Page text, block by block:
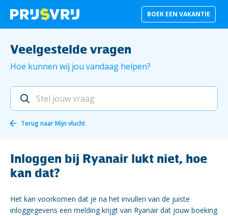
BOEK EEN VAKANTIE
Veelgestelde vragen
Hoe kunnen wij jou vandaag helpen?
Terug naarMijn vlucht
Inloggen bij Ryanair lukt niet, hoe
kan dat?
Het kan voorkomen dat je na het invullen van de juiste
inloggegevens een melding krijgt van Ryanair dat jouw boeking